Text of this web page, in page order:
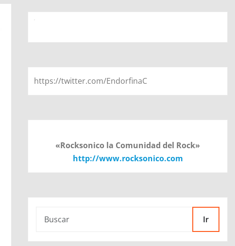
https://twitter.com/EndorfinaC
«Rocksonico la Comunidad del Rock»
http://www.rocksonico.com
Ir